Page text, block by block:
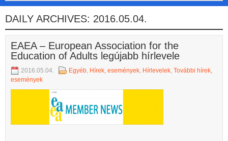
DAILY ARCHIVES: 2016.05.04.
EAEA – European Association for the
Education of Adults legújabb hírlevele
2016.05.04. Egyéb, Hírek, események, Hírlevelek, További hírek,
események